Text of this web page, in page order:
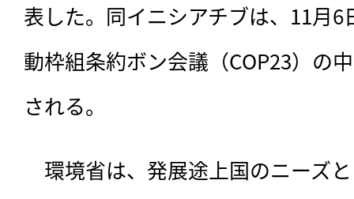
表した。同イニシアチブは、11月
動枠組条約ボン会議（COP23）の
される。
環境省は、発展途上国のニーズ